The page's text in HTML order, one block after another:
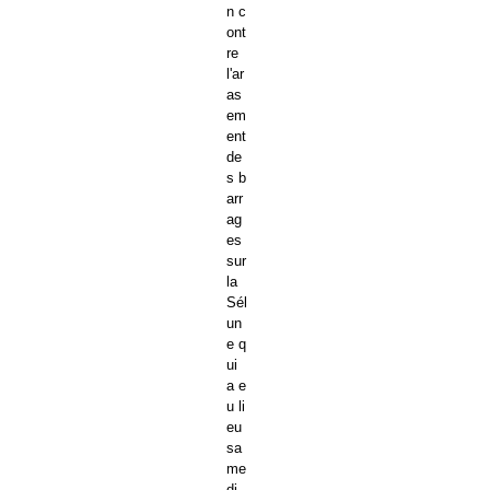
n c
ont
re
l'ar
as
em
ent
de
s b
arr
ag
es
sur
la
Sél
un
e q
ui
a e
u li
eu
sa
me